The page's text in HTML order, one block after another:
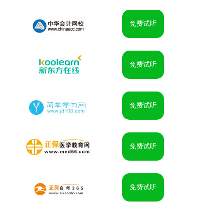
免费试听
免费试听
免费试听
免费试听
免费试听